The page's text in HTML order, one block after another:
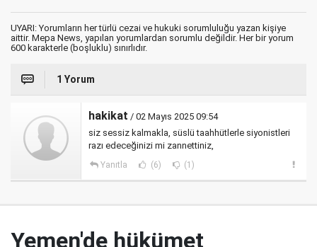
UYARI: Yorumların her türlü cezai ve hukuki sorumluluğu yazan kişiye
aittir. Mepa News, yapılan yorumlardan sorumlu değildir. Her bir yorum
600 karakterle (boşluklu) sınırlıdır.
1 Yorum
hakikat / 02 Mayıs 2025 09:54
siz sessiz kalmakla, süslü taahhütlerle siyonistleri
razı edeceğinizi mi zannettiniz,
Yanıtla (6) (1)
Yemen'de hükümet